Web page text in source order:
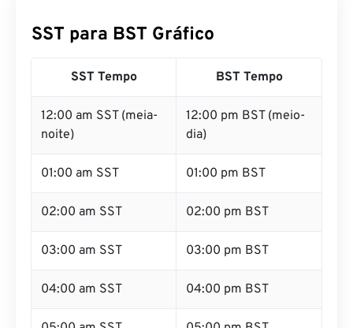
SST para BST Gráfico
SST Tempo BST Tempo
12:00 am SST (meia-
noite)
12:00 pm BST (meio-
dia)
01:00 am SST 01:00 pm BST
02:00 am SST 02:00 pm BST
03:00 am SST 03:00 pm BST
04:00 am SST 04:00 pm BST